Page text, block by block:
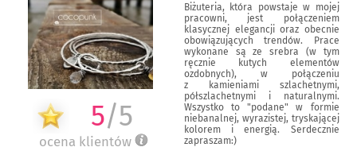
5/5
ocena klientów
Biżuteria, która powstaje w mojej
pracowni, jest połączeniem
klasycznej elegancji oraz obecnie
obowiązujących trendów. Prace
wykonane są ze srebra (w tym
ręcznie kutych elementów
ozdobnych), w połączeniu
z kamieniami szlachetnymi,
półszlachetnymi i naturalnymi.
Wszystko to "podane" w formie
niebanalnej, wyrazistej, tryskającej
kolorem ienergią. Serdecznie
zapraszam:)